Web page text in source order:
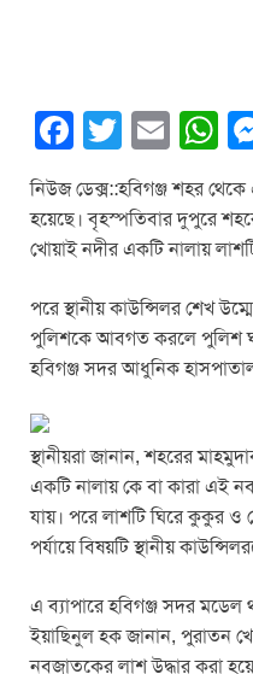
F
a
c
e
b
o
o
T
wi
tt
er
E
m
ail
W
h
at
s
A
p
p
নিউজ ডেক্স::হবিগঞ্জ শহর
হয়েছে। বৃহস্পতিবার দুপুরে
খোয়াই নদীর একটি নালায়
পরে স্থানীয় কাউন্সিলর শেখ
পুলিশকে আবগত করলে পুলিশ
হবিগঞ্জ সদর আধুনিক হাসপাতাল
স্থানীয়রা জানান, শহরের
একটি নালায় কে বা কারা এই
যায়। পরে লাশটি ঘিরে কুকুর ও
পর্যায়ে বিষয়টি স্থানীয়
এ ব্যাপারে হবিগঞ্জ সদর মডেল
ইয়াছিনুল হক জানান, পুরাতন
নবজাতকের লাশ উদ্ধার করা